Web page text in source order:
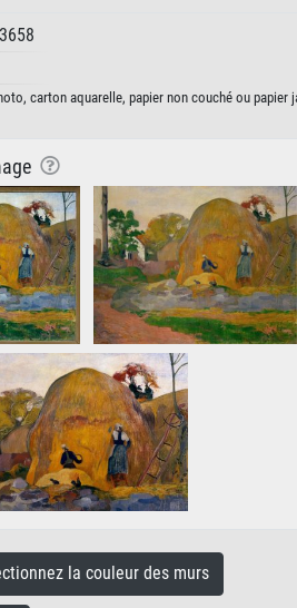
carton aquarelle, papier non couché ou papier
la couleur des murs